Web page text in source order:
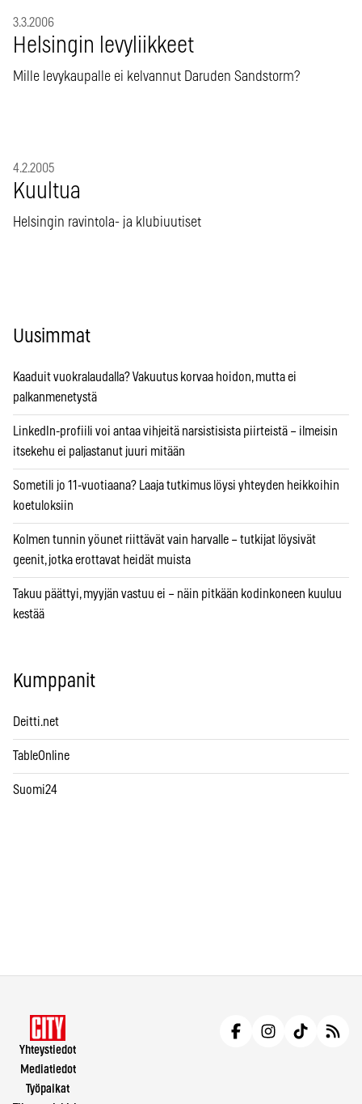
3.3.2006
Helsingin levyliikkeet
Mille levykaupalle ei kelvannut Daruden Sandstorm?
4.2.2005
Kuultua
Helsingin ravintola- ja klubiuutiset
Uusimmat
Kaaduit vuokralaudalla? Vakuutus korvaa hoidon, mutta ei
palkanmenetystä
LinkedIn-profiili voi antaa vihjeitä narsistisista piirteistä – ilmeisin
itsekehu ei paljastanut juuri mitään
Sometili jo 11-vuotiaana? Laaja tutkimus löysi yhteyden heikkoihin
koetuloksiin
Kolmen tunnin yöunet riittävät vain harvalle – tutkijat löysivät
geenit, jotka erottavat heidät muista
Takuu päättyi, myyjän vastuu ei – näin pitkään kodinkoneen kuuluu
kestää
Kumppanit
Deitti.net
TableOnline
Suomi24
Yhteystiedot
Mediatiedot
Työpaikat